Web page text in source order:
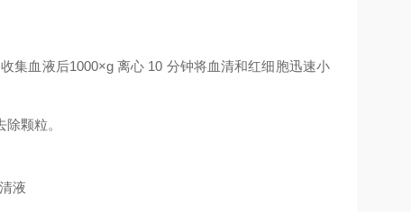
集血液后1000×g 离心 10 分钟将血清和红细胞迅速小
除颗粒。
液